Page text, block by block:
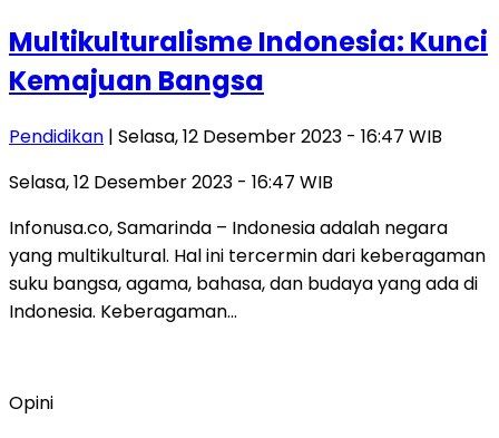
Multikulturalisme Indonesia: Kunci
Kemajuan Bangsa
Pendidikan | Selasa, 12 Desember 2023 - 16:47 WIB
Selasa, 12 Desember 2023 - 16:47 WIB
Infonusa.co, Samarinda – Indonesia adalah negara
yang multikultural. Hal ini tercermin dari keberagaman
suku bangsa, agama, bahasa, dan budaya yang ada di
Indonesia. Keberagaman…
Opini